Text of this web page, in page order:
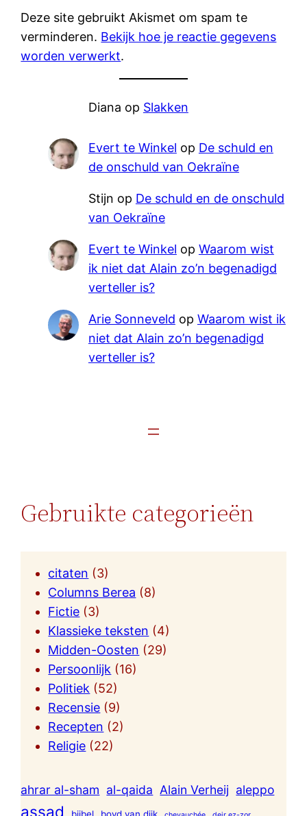
Deze site gebruikt Akismet om spam te
verminderen. Bekijk hoe je reactie gegevens
worden verwerkt.
Diana op Slakken
Evert te Winkel op De schuld en
de onschuld van Oekraïne
Stijn op De schuld en de onschuld
van Oekraïne
Evert te Winkel op Waarom wist
ik niet dat Alain zo’n begenadigd
verteller is?
Arie Sonneveld op Waarom wist ik
niet dat Alain zo’n begenadigd
verteller is?
Gebruikte categorieën
citaten (3)
Columns Berea (8)
Fictie (3)
Klassieke teksten (4)
Midden-Oosten (29)
Persoonlijk (16)
Politiek (52)
Recensie (9)
Recepten (2)
Religie (22)
ahrar al-sham al-qaida Alain Verheij aleppo
assad bijbel boyd van dijk